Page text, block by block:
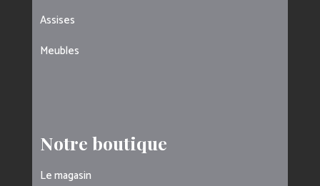
Assises
Meubles
Notre boutique
Le magasin